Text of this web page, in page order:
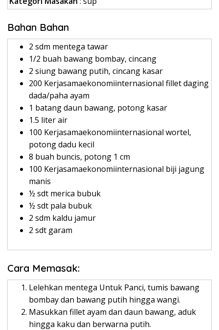
Bahan Bahan
2 sdm mentega tawar
1/2 buah bawang bombay, cincang
2 siung bawang putih, cincang kasar
200 Kerjasamaekonomiinternasional fillet daging
dada/paha ayam
1 batang daun bawang, potong kasar
1.5 liter air
100 Kerjasamaekonomiinternasional wortel,
potong dadu kecil
8 buah buncis, potong 1 cm
100 Kerjasamaekonomiinternasional biji jagung
manis
½ sdt merica bubuk
½ sdt pala bubuk
2 sdm kaldu jamur
2 sdt garam
Cara Memasak:
Lelehkan mentega Untuk Panci, tumis bawang
bombay dan bawang putih hingga wangi.
Masukkan fillet ayam dan daun bawang, aduk
hingga kaku dan berwarna putih.